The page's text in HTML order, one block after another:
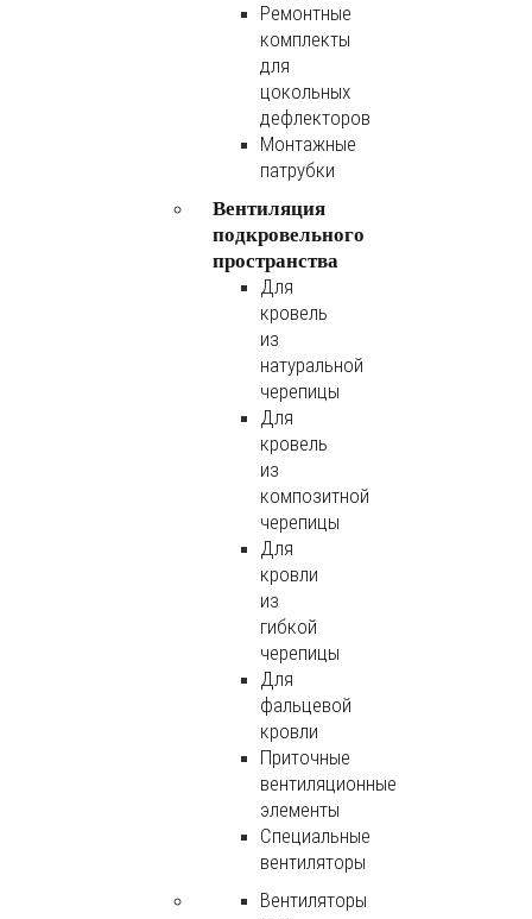
Ремонтные
комплекты
для
цокольных
дефлекторов
Монтажные
патрубки
Вентиляция
подкровельного
пространства
Для
кровель
из
натуральной
черепицы
Для
кровель
из
композитной
черепицы
Для
кровли
из
гибкой
черепицы
Для
фальцевой
кровли
Приточные
вентиляционные
элементы
Специальные
вентиляторы
Вентиляторы